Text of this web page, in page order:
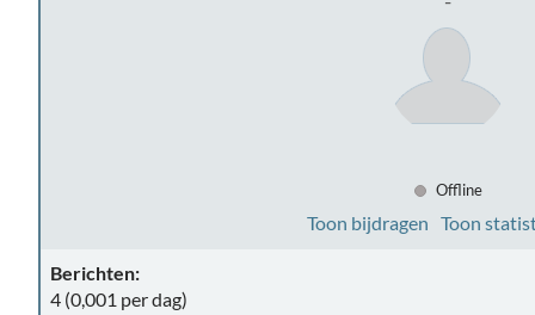
Offline
Toon bijdragen Toon
Berichten:
4 (0,001 per dag)